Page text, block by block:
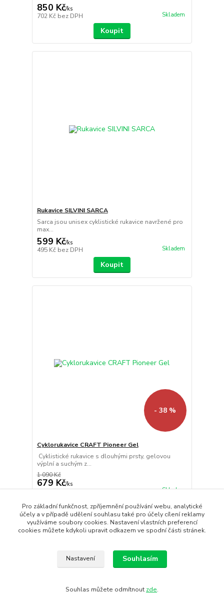
850 Kč/ks
702 Kč bez DPH Skladem
Koupit
Rukavice SILVINI SARCA
Sarca jsou unisex cyklistické rukavice navržené pro
max...
599 Kč/ks
495 Kč bez DPH Skladem
Koupit
- 38 %
Cyklorukavice CRAFT Pioneer Gel
Cyklistické rukavice s dlouhými prsty, gelovou
výplní a suchým z...
1 090 Kč
679 Kč/ks
561 Kčbez DPH Skladem
Koupit
Pro základní funkčnost, zpříjemnění používání webu, analytické
účely a v případě udělení souhlasu také pro účely cílení reklamy
využíváme soubory cookies. Nastavení vlastních preferencí
cookies můžete kdykoli upravit odkazem ve spodní části stránek.
Nastavení Souhlasím
Souhlas můžete odmítnout zde.